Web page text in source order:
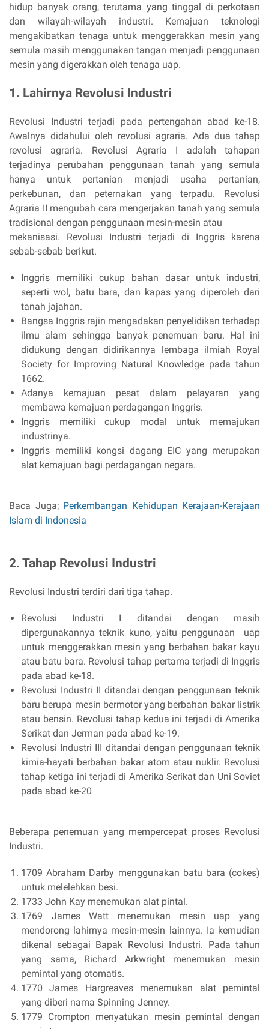
hidup banyak orang, terutama yang tinggal di perkotaan
dan wilayah-wilayah industri. Kemajuan teknologi
mengakibatkan tenaga untuk menggerakkan mesin yang
semula masih menggunakan tangan menjadi penggunaan
mesin yang digerakkan oleh tenaga uap.
1. Lahirnya Revolusi Industri
Revolusi Industri terjadi pada pertengahan abad ke-18.
Awalnya didahului oleh revolusi agraria. Ada dua tahap
revolusi agraria. Revolusi Agraria I adalah tahapan
terjadinya perubahan penggunaan tanah yang semula
hanya untuk pertanian menjadi usaha pertanian,
perkebunan, dan peternakan yang terpadu. Revolusi
Agraria II mengubah cara mengerjakan tanah yang semula
tradisional dengan penggunaan mesin-mesin atau
mekanisasi. Revolusi Industri terjadi di Inggris karena
sebab-sebab berikut.
Inggris memiliki cukup bahan dasar untuk industri,
seperti wol, batu bara, dan kapas yang diperoleh dari
tanah jajahan.
Bangsa Inggris rajin mengadakan penyelidikan terhadap
ilmu alam sehingga banyak penemuan baru. Hal ini
didukung dengan didirikannya lembaga ilmiah Royal
Society for Improving Natural Knowledge pada tahun
1662.
Adanya kemajuan pesat dalam pelayaran yang
membawa kemajuan perdagangan Inggris.
Inggris memiliki cukup modal untuk memajukan
industrinya.
Inggris memiliki kongsi dagang EIC yang merupakan
alat kemajuan bagi perdagangan negara.
Baca Juga; Perkembangan Kehidupan Kerajaan-Kerajaan
Islam di Indonesia
2. Tahap Revolusi Industri
Revolusi Industri terdiri dari tiga tahap.
Revolusi Industri I ditandai dengan masih
dipergunakannya teknik kuno, yaitu penggunaan uap
untuk menggerakkan mesin yang berbahan bakar kayu
atau batu bara. Revolusi tahap pertama terjadi di Inggris
pada abad ke-18.
Revolusi Industri II ditandai dengan penggunaan teknik
baru berupa mesin bermotor yang berbahan bakar listrik
atau bensin. Revolusi tahap kedua ini terjadi di Amerika
Serikat dan Jerman pada abad ke-19.
Revolusi Industri III ditandai dengan penggunaan teknik
kimia-hayati berbahan bakar atom atau nuklir. Revolusi
tahap ketiga ini terjadi di Amerika Serikat dan Uni Soviet
pada abad ke-20
Beberapa penemuan yang mempercepat proses Revolusi
Industri.
1709 Abraham Darby menggunakan batu bara (cokes)
untuk melelehkan besi.
1733 John Kay menemukan alat pintal.
1769 James Watt menemukan mesin uap yang
mendorong lahirnya mesin-mesin lainnya. Ia kemudian
dikenal sebagai Bapak Revolusi Industri. Pada tahun
yang sama, Richard Arkwright menemukan mesin
pemintal yang otomatis.
1770 James Hargreaves menemukan alat pemintal
yang diberi nama Spinning Jenney.
1779 Crompton menyatukan mesin pemintal dengan